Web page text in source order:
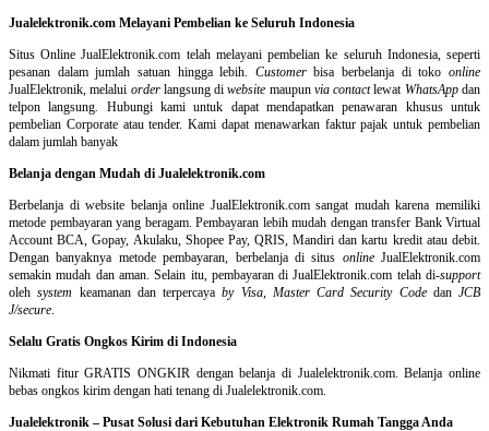
Jualelektronik.com Melayani Pembelian ke Seluruh Indonesia
Situs Online JualElektronik.com telah melayani pembelian ke seluruh Indonesia, seperti
pesanan dalam jumlah satuan hingga lebih. Customerbisa berbelanja di tokoonline
JualElektronik, melalui orderlangsung diwebsite maupun via contactlewat WhatsAppdan
telpon langsung. Hubungi kami untuk dapat mendapatkan penawaran khusus untuk
pembelian Corporate atau tender. Kami dapat menawarkan faktur pajak untuk pembelian
dalam jumlah banyak
Belanja dengan Mudah di Jualelektronik.com
Berbelanja diwebsite belanja online JualElektronik.com sangat mudah karena memiliki
metode pembayaran yang beragam. Pembayaran lebih mudah dengan transfer Bank Virtual
Account BCA, Gopay, Akulaku, Shopee Pay, QRIS, Mandiri dan kartu kredit atau debit.
Dengan banyaknya metode pembayaran, berbelanja di situs onlineJualElektronik.com
semakin mudah dan aman. Selain itu, pembayaran di JualElektronik.com telah di-support
olehsystem keamanan dan terpercayaby Visa, Master Card Security Codedan JCB
J/secure.
Selalu Gratis Ongkos Kirim di Indonesia
Nikmati fitur GRATIS ONGKIR dengan belanja di Jualelektronik.com. Belanja online
bebas ongkos kirim dengan hati tenang di Jualelektronik.com.
Jualelektronik – Pusat Solusi dari Kebutuhan Elektronik Rumah Tangga Anda